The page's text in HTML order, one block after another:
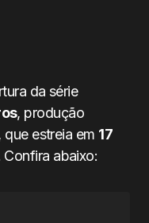
da série
, produção
que estreia em 17
Confira abaixo: